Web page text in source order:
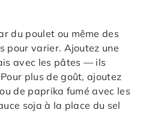
du poulet ou même des
pour varier. Ajoutez une
avec les pâtes — ils
plus de goût, ajoutez
de paprika fumé avec les
soja à la place du sel